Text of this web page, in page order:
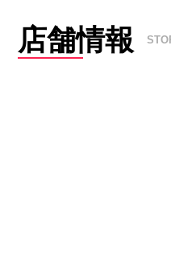
店舗情報